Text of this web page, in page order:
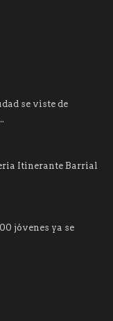
se viste de
Itinerante Barrial
jóvenes ya se